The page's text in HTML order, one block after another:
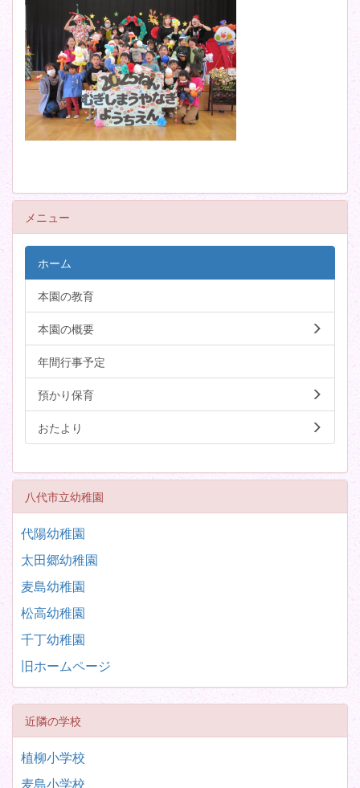
メニュー
ホーム
本園の教育
本園の概要
年間行事予定
預かり保育
おたより
八代市立幼稚園
代陽幼稚園
太田郷幼稚園
麦島幼稚園
松高幼稚園
千丁幼稚園
旧ホームページ
近隣の学校
植柳小学校
麦島小学校